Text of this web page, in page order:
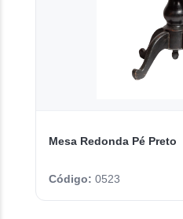
Mesa Redonda Pé Preto
Código: 0523